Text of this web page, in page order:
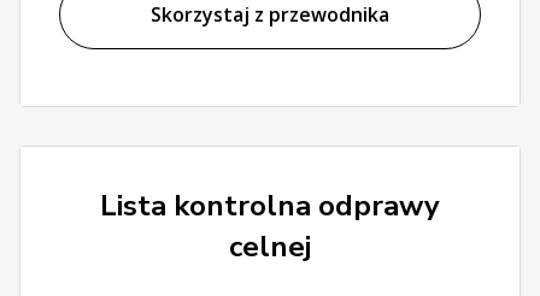
Skorzystaj z przewodnika
Lista kontrolna odprawy
celnej